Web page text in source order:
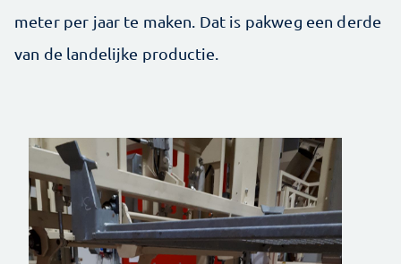
meter per jaar te maken. Dat is pakweg een derde
van de landelijke productie.